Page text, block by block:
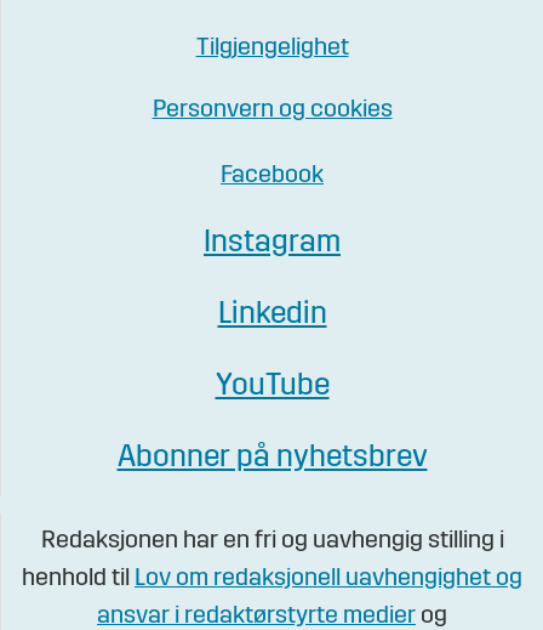
Tilgjengelighet
Personvern og cookies
Facebook
Instagram
Linkedin
YouTube
Abonner på nyhetsbrev
Redaksjonen har en fri og uavhengig stilling i
henhold til Lov om redaksjonell uavhengighet og
ansvar i redaktørstyrte medier og